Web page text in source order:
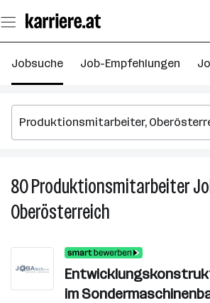
Seiteninhalt
springen
Jobsuche Job-Empfehlungen
80Produktionsmitarbeiter
Oberösterreich
im